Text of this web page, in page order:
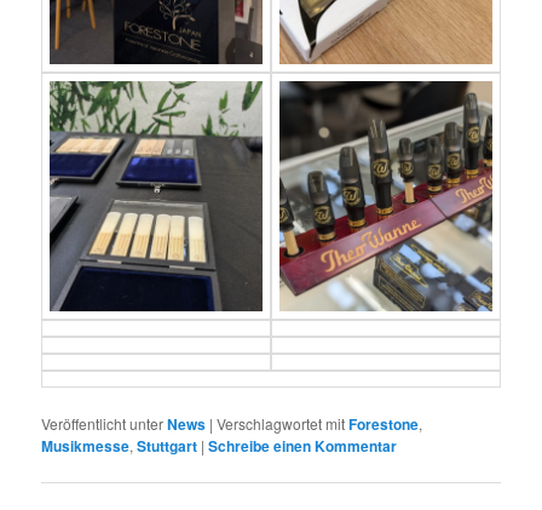
Veröffentlicht unterNews |Verschlagwortet mitForestone,
Musikmesse,Stuttgart |Schreibe einen Kommentar